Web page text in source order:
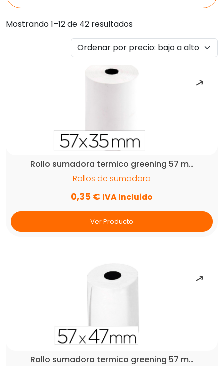
Mostrando 1–12 de 42 resultados
por
precio:
bajo
Rollo sumadora termico greening 57 m…
Rollos de sumadora
0,35 € IVA Incluido
Ver Producto
Rollo sumadora termico greening 57 m…